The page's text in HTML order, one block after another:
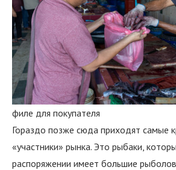
филе для покупателя
Гораздо позже сюда приходят самые
«участники» рынка. Это рыбаки,
распоряжении имеет большие